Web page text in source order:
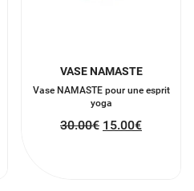
VASE NAMASTE
Vase NAMASTE pour une esprit
yoga
30.00€ 15.00€